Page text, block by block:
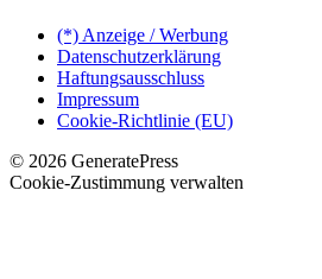
(*) Anzeige / Werbung
Datenschutzerklärung
Haftungsausschluss
Impressum
Cookie-Richtlinie (EU)
© 2026 GeneratePress
Cookie-Zustimmung verwalten